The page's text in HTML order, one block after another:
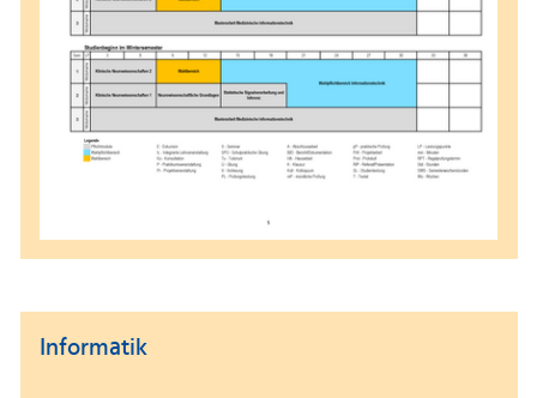
Informatik